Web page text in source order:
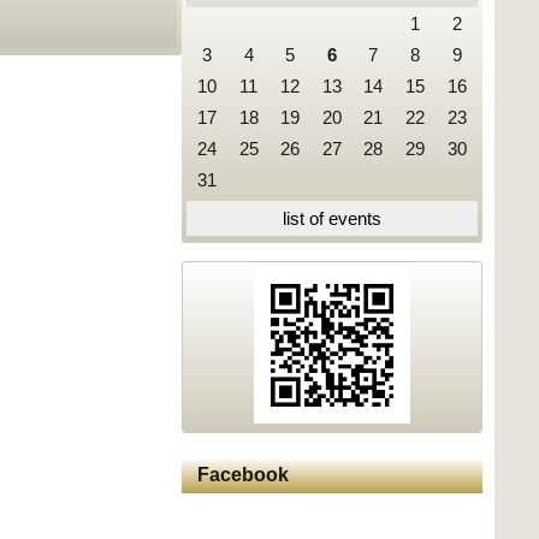
1
2
3
4 5 6 7 8
9
10
11 12 13 14 15
16
17
18 19 20 21 22
23
24
25 26 27 28 29
30
31
list of events
Facebook